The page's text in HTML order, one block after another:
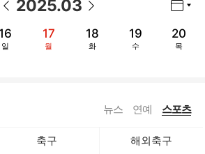
2025.03
16
일
17
월
18
화
19
수
20
목
뉴스 연예 스포츠
축구 해외축구